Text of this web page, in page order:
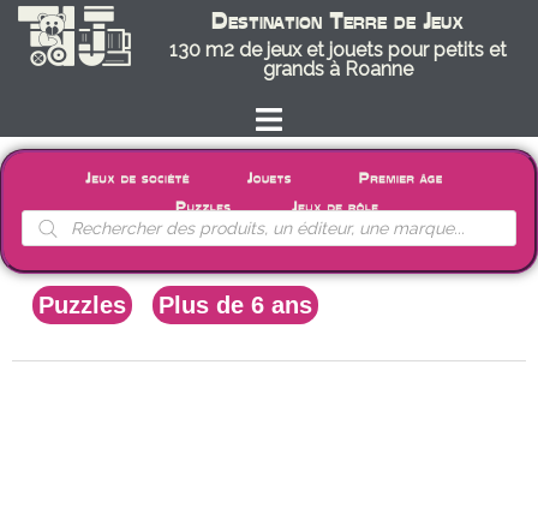
Destination Terre de Jeux
130 m2 de jeux et jouets pour petits et
grands à Roanne
Puzzles Plus de 6 ans